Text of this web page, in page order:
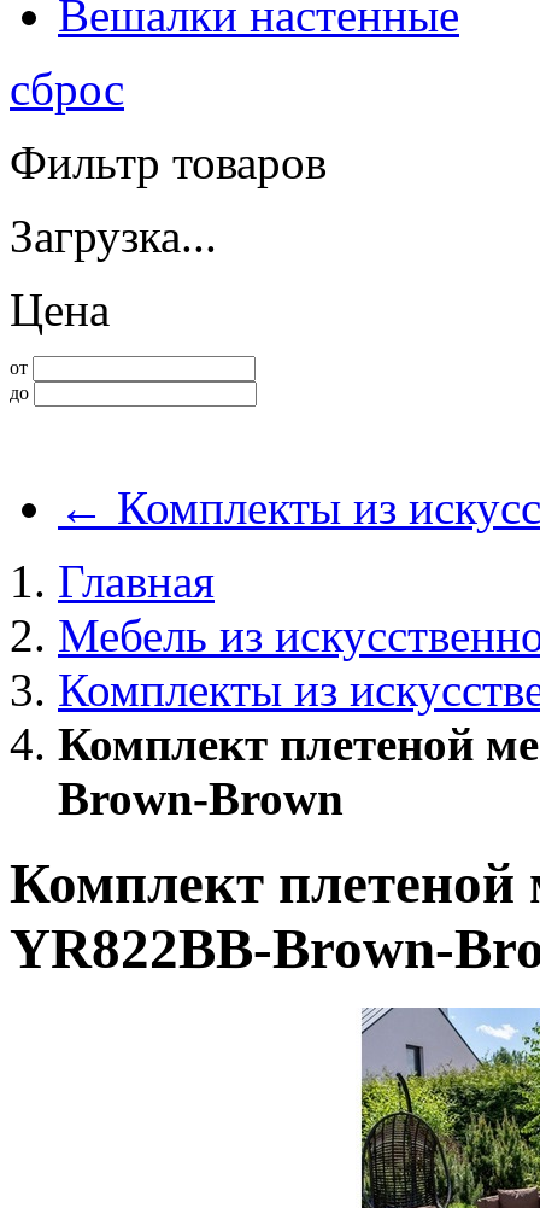
Вешалки настенные
сброс
Фильтр товаров
Загрузка...
Цена
от
до
← Комплекты из
Главная
Мебель из
Комплекты из
Комплект плетеной
Brown-Brown
Комплект плетеной
YR822BB-Brown-